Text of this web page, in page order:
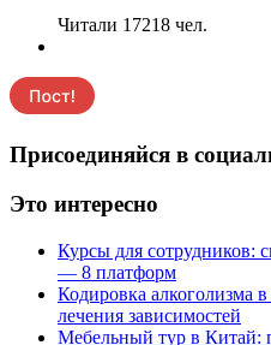
Читали 17218 чел.
Присоединяйся в
Это интересно
Курсы для сотрудников:
— 8 платформ
Кодировка алкоголизма
лечения зависимостей
Мебельный тур в Китай: